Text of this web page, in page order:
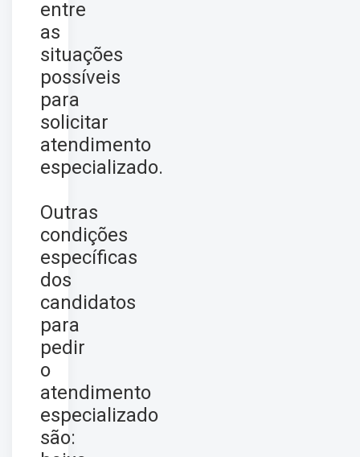
entre
as
situações
possíveis
para
solicitar
atendimento
especializado.
Outras
condições
específicas
dos
candidatos
para
pedir
o
atendimento
especializado
são: